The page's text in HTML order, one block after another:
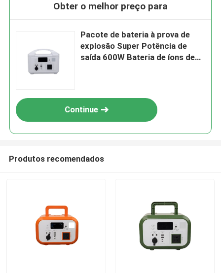
Obter o melhor preço para
Pacote de bateria à prova de
explosão Super Potência de
saída 600W Bateria de íons de
Continue
Produtos recomendados